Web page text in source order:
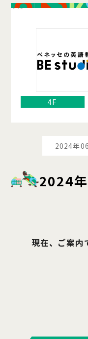
419
4F
2024年
2024
現在、ご案内